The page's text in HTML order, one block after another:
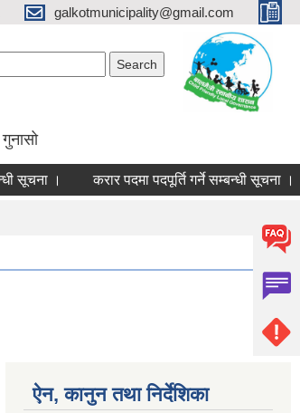
galkotmunicipality@gmail.com
सूचना । करार पदमा पदपूर्ति गर्ने सम्बन्धी सूचना ।
ऐन, कानुन तथा निर्देशिका